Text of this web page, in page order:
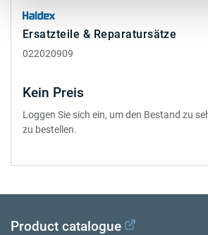
Ersatzteile & Reparatursätze
022020909
Kein Preis
Loggen Sie sich ein, um den Bestand zu
zu bestellen.
Product catalogue